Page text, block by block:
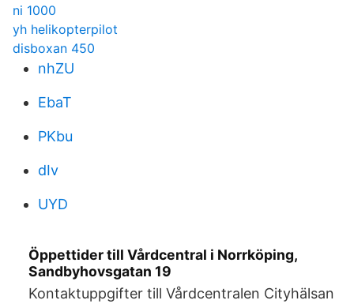
ni 1000
yh helikopterpilot
disboxan 450
nhZU
EbaT
PKbu
dIv
UYD
Öppettider till Vårdcentral i Norrköping,
Sandbyhovsgatan 19
Kontaktuppgifter till Vårdcentralen Cityhälsan